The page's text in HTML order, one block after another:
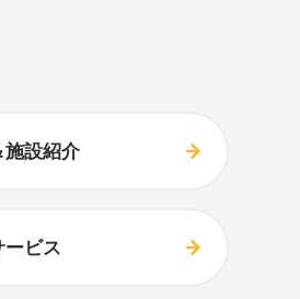
施設紹介
ービス